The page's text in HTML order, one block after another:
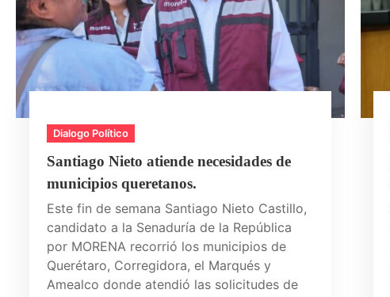
Dialogo Político
Santiago Nieto atiende necesidades de
municipios queretanos.
Este fin de semana Santiago Nieto Castillo,
candidato a la Senaduría de la República
por MORENA recorrió los municipios de
Querétaro, Corregidora, el Marqués y
Amealco donde atendió las solicitudes de